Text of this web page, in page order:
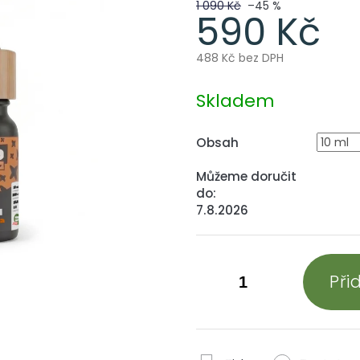
1 090 Kč –45 %
590 Kč
488 Kč bez DPH
cena:
Skladem
Obsah
Můžeme doručit
do:
7.8.2026